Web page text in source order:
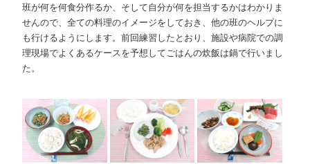
班が何を何食分作るか、そして自分が何を担当するかはわかりま
せんので、全ての料理のイメージをしておき、他の班のヘルプに
も行けるようにします。前回練習したとおり、施設や病院での調
理現場でよくあるケースを予想してごはんの炊飯は鍋で行いまし
た。